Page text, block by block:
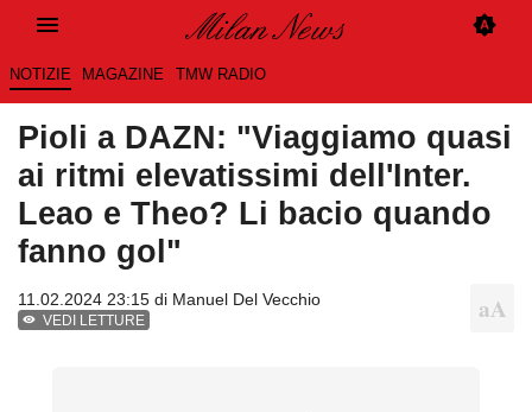
NOTIZIE MAGAZINE TMW RADIO
Pioli a DAZN: "Viaggiamo quasi
ai ritmi elevatissimi dell'Inter.
Leao e Theo? Li bacio quando
fanno gol"
11.02.2024 23:15 di Manuel Del Vecchio
VEDI LETTURE